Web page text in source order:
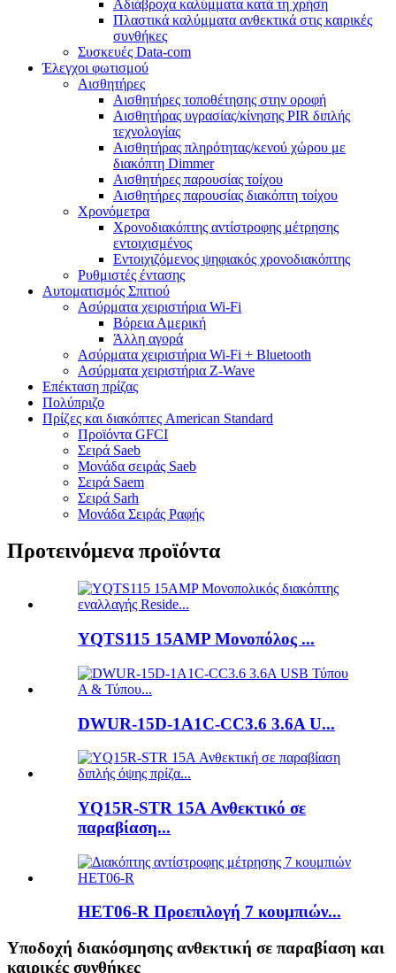
Αδιάβροχα καλύμματα κατά τη χρήση
Πλαστικά καλύμματα ανθεκτικά στις καιρικές
συνθήκες
Συσκευές Data-com
Έλεγχοι φωτισμού
Αισθητήρες
Αισθητήρες τοποθέτησης στην οροφή
Αισθητήρας υγρασίας/κίνησης PIR διπλής
τεχνολογίας
Αισθητήρας πληρότητας/κενού χώρου με
διακόπτη Dimmer
Αισθητήρες παρουσίας τοίχου
Αισθητήρες παρουσίας διακόπτη τοίχου
Χρονόμετρα
Χρονοδιακόπτης αντίστροφης μέτρησης
εντοιχισμένος
Εντοιχιζόμενος ψηφιακός χρονοδιακόπτης
Ρυθμιστές έντασης
Αυτοματισμός Σπιτιού
Ασύρματα χειριστήρια Wi-Fi
Βόρεια Αμερική
Άλλη αγορά
Ασύρματα χειριστήρια Wi-Fi + Bluetooth
Ασύρματα χειριστήρια Z-Wave
Επέκταση πρίζας
Πολύπριζο
Πρίζες και διακόπτες American Standard
Προϊόντα GFCI
Σειρά Saeb
Μονάδα σειράς Saeb
Σειρά Saem
Σειρά Sarh
Μονάδα Σειράς Ραφής
Προτεινόμενα προϊόντα
YQTS115 15AMP Μονοπόλος ...
DWUR-15D-1A1C-CC3.6 3.6A U...
YQ15R-STR 15A Ανθεκτικό σε
παραβίαση...
HET06-R Προεπιλογή 7 κουμπιών...
Υποδοχή διακόσμησης ανθεκτική σε παραβίαση και
καιρικές συνθήκες